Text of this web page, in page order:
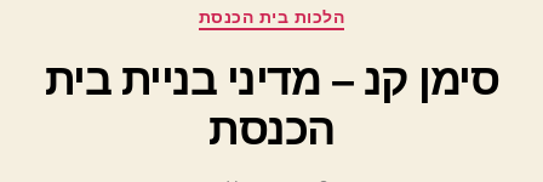
קטגוריות
הלכות בית הכנסת
סימן קנ – מדיני בניית בית
הכנסת